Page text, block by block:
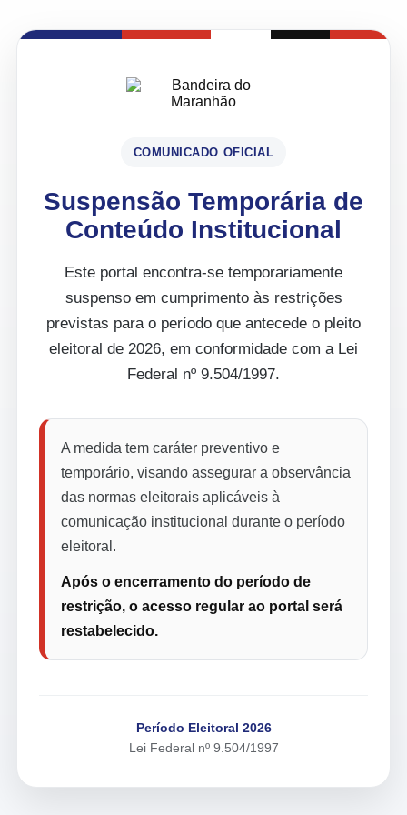
COMUNICADO OFICIAL
Suspensão Temporária de
Conteúdo Institucional
Este portal encontra-se temporariamente
suspenso em cumprimento às restrições
previstas para o período que antecede o pleito
eleitoral de 2026, em conformidade com a Lei
Federal nº 9.504/1997.
A medida tem caráter preventivo e
temporário, visando assegurar a observância
das normas eleitorais aplicáveis à
comunicação institucional durante o período
eleitoral.
Após o encerramento do período de
restrição, o acesso regular ao portal será
restabelecido.
Período Eleitoral 2026
Lei Federal nº 9.504/1997